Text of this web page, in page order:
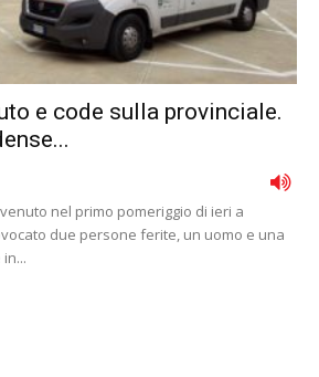
e code sulla provinciale.
nel primo pomeriggio di ieri a
due persone ferite, un uomo e una